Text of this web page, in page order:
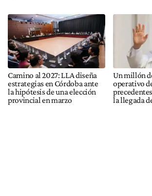
Camino al 2027: LLA diseña
estrategias en Córdoba ante
la hipótesis de una elección
provincial en marzo
Un millón
operativo
la llegada